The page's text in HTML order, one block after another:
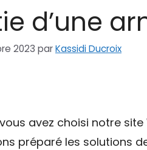
d’une
2023 parKassidi Ducroix
avez choisi notre
préparé les solutions